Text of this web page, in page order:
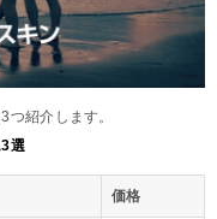
紹介します。
選
価格